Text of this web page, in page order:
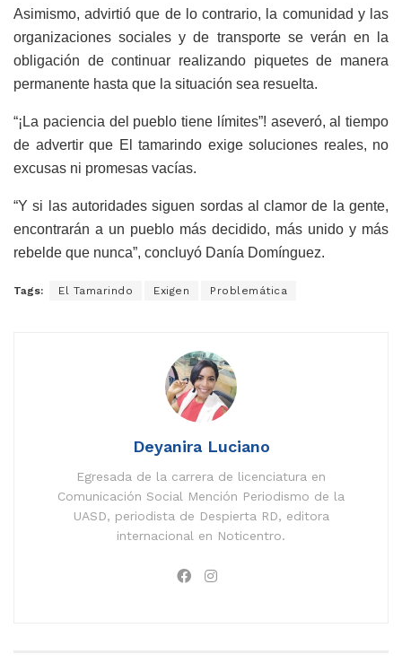
Asimismo, advirtió que de lo contrario, la comunidad y las
organizaciones sociales y de transporte se verán en la
obligación de continuar realizando piquetes de manera
permanente hasta que la situación sea resuelta.
“¡La paciencia del pueblo tiene límites”! aseveró, al tiempo
de advertir que El tamarindo exige soluciones reales, no
excusas ni promesas vacías.
“Y si las autoridades siguen sordas al clamor de la gente,
encontrarán a un pueblo más decidido, más unido y más
rebelde que nunca”, concluyó Danía Domínguez.
Tags: El Tamarindo Exigen Problemática
Deyanira Luciano
Egresada de la carrera de licenciatura en
Comunicación Social Mención Periodismo de la
UASD, periodista de Despierta RD, editora
internacional en Noticentro.